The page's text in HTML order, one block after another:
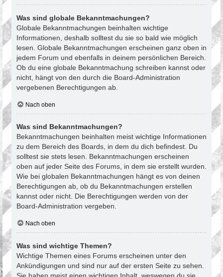
Was sind globale Bekanntmachungen?
Globale Bekanntmachungen beinhalten wichtige
Informationen, deshalb solltest du sie so bald wie möglich
lesen. Globale Bekanntmachungen erscheinen ganz oben in
jedem Forum und ebenfalls in deinem persönlichen Bereich.
Ob du eine globale Bekanntmachung schreiben kannst oder
nicht, hängt von den durch die Board-Administration
vergebenen Berechtigungen ab.
Nach oben
Was sind Bekanntmachungen?
Bekanntmachungen beinhalten meist wichtige Informationen
zu dem Bereich des Boards, in dem du dich befindest. Du
solltest sie stets lesen. Bekanntmachungen erscheinen
oben auf jeder Seite des Forums, in dem sie erstellt wurden.
Wie bei globalen Bekanntmachungen hängt es von deinen
Berechtigungen ab, ob du Bekanntmachungen erstellen
kannst oder nicht. Die Berechtigungen werden von der
Board-Administration vergeben.
Nach oben
Was sind wichtige Themen?
Wichtige Themen eines Forums erscheinen unter den
Ankündigungen und sind nur auf der ersten Seite zu sehen.